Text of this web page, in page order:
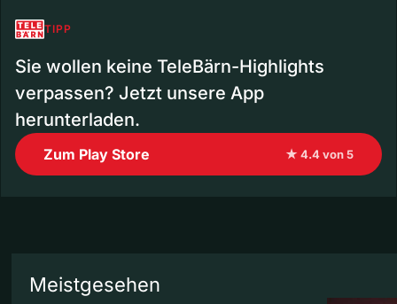
TIPP
Sie wollen keine TeleBärn-Highlights
verpassen? Jetzt unsere App
herunterladen.
Zum Play Store ★ 4.4 von 5
Meistgesehen